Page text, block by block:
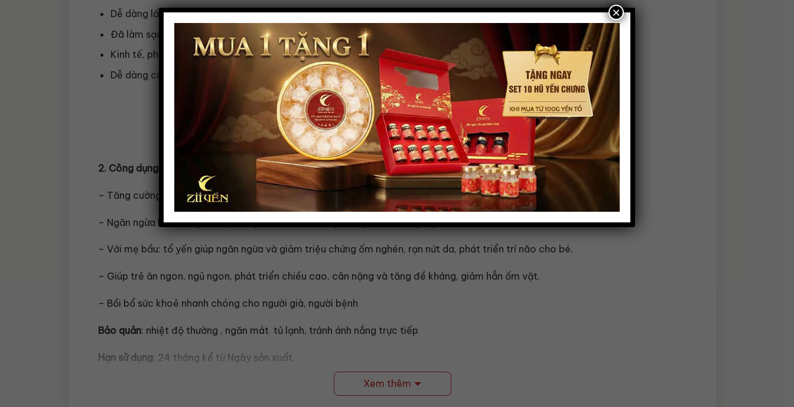
Dễ dàng lấy đúng lượng dùng để cơ thể hấp thu tốt nhất
Đã làm sạch lông và tạp chất nên thời gian chế biến rất nhanh
Kinh tế, phù hợp bồi bổ lâu dài
Dễ dàng cất lại phần chưa dùng
Tổ yến sào viên tinh chế dùng để làm quà biếu
2. Công dụng:
– Tăng cường hệ miễn dịch với mọi đối tượng, đặc biệt với những người cần cải thiện sức khỏe hoặc đang ốm.
– Ngăn ngừa lão hóa giúp duy trì sự tươi tắn trẻ trung, hồng hào và láng mịn cho làn da.
– Với mẹ bầu: tổ yến giúp ngăn ngừa và giảm triệu chứng ốm nghén, rạn nứt da, phát triển trí não cho bé.
– Giúp trẻ ăn ngon, ngủ ngon, phát triển chiều cao, cân nặng và tăng đề kháng, giảm hẳn ốm vặt.
– Bồi bổ sức khoẻ nhanh chóng cho người già, người bệnh
Bảo quản: nhiệt độ thường , ngăn mát tủ lạnh, tránh ánh nắng trực tiếp
Hạn sử dụng: 24 tháng kể từ Ngày sản xuất.
Xem thêm
×